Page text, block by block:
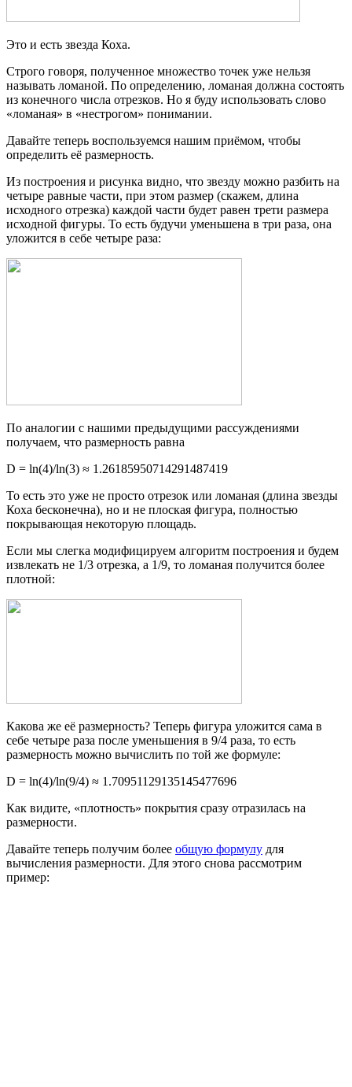
Это и есть звезда Коха.
Строго говоря, полученное множество точек уже нельзя
называть ломаной. По определению, ломаная должна состоять
из конечного числа отрезков. Но я буду использовать слово
«ломаная» в «нестрогом» понимании.
Давайте теперь воспользуемся нашим приёмом, чтобы
определить её размерность.
Из построения и рисунка видно, что звезду можно разбить на
четыре равные части, при этом размер (скажем, длина
исходного отрезка) каждой части будет равен трети размера
исходной фигуры. То есть будучи уменьшена в три раза, она
уложится в себе четыре раза:
По аналогии с нашими предыдущими рассуждениями
получаем, что размерность равна
D = ln(4)/ln(3) ≈ 1.26185950714291487419
То есть это уже не просто отрезок или ломаная (длина звезды
Коха бесконечна), но и не плоская фигура, полностью
покрывающая некоторую площадь.
Если мы слегка модифицируем алгоритм построения и будем
извлекать не 1/3 отрезка, а 1/9, то ломаная получится более
плотной:
Какова же её размерность? Теперь фигура уложится сама в
себе четыре раза после уменьшения в 9/4 раза, то есть
размерность можно вычислить по той же формуле:
D = ln(4)/ln(9/4) ≈ 1.70951129135145477696
Как видите, «плотность» покрытия сразу отразилась на
размерности.
Давайте теперь получим более общую формулу для
вычисления размерности. Для этого снова рассмотрим
пример: